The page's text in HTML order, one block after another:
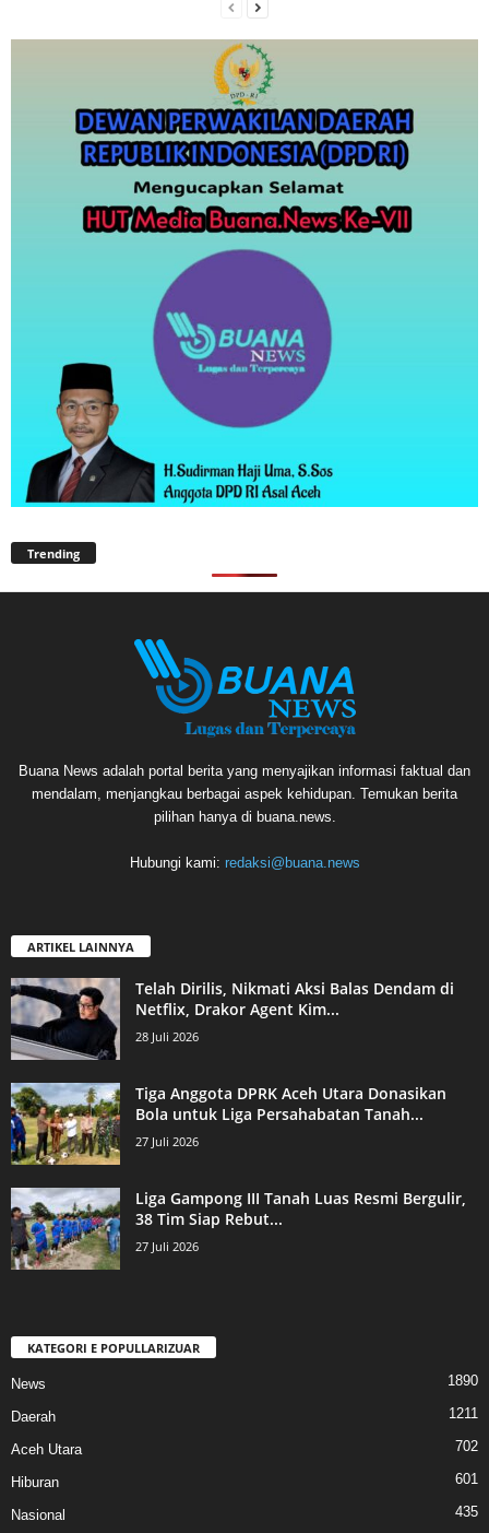
Trending
Buana News adalah portal berita yang menyajikan informasi faktual dan
mendalam, menjangkau berbagai aspek kehidupan. Temukan berita
pilihan hanya di buana.news.
Hubungi kami: redaksi@buana.news
ARTIKEL LAINNYA
Telah Dirilis, Nikmati Aksi Balas Dendam di
Netflix, Drakor Agent Kim...
28 Juli 2026
Tiga Anggota DPRK Aceh Utara Donasikan
Bola untuk Liga Persahabatan Tanah...
27 Juli 2026
Liga Gampong III Tanah Luas Resmi Bergulir,
38 Tim Siap Rebut...
27 Juli 2026
KATEGORI E POPULLARIZUAR
News 1890
Daerah 1211
Aceh Utara 702
Hiburan 601
Nasional 435